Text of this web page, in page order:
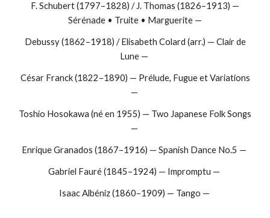
F. Schubert (1797–1828) / J. Thomas (1826–1913) —
Sérénade • Truite • Marguerite —
Debussy (1862–1918) / Elisabeth Colard (arr.) — Clair de
Lune —
César Franck (1822–1890) — Prélude, Fugue et Variations
—
Toshio Hosokawa (né en 1955) — Two Japanese Folk Songs
—
Enrique Granados (1867–1916) — Spanish Dance No.5 —
Gabriel Fauré (1845–1924) — Impromptu —
Isaac Albéniz (1860–1909) — Tango —